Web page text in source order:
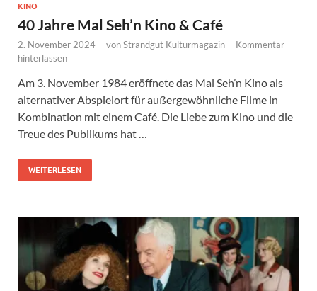
KINO
40 Jahre Mal Seh’n Kino & Café
2. November 2024 - vonStrandgut Kulturmagazin - Kommentar
hinterlassen
Am 3. November 1984 eröffnete das Mal Seh’n Kino als
alternativer Abspielort für außergewöhnliche Filme in
Kombination mit einem Café. Die Liebe zum Kino und die
Treue des Publikums hat …
WEITERLESEN